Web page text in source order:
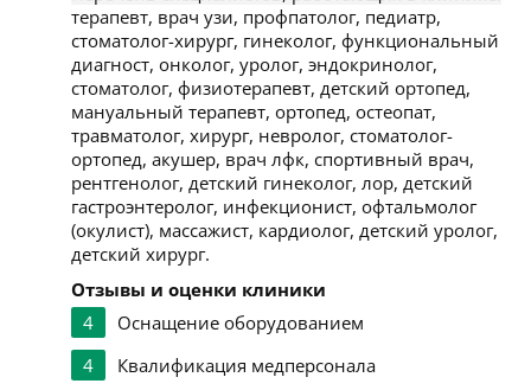
терапевт, врач узи, профпатолог, педиатр,
стоматолог-хирург, гинеколог, функциональный
диагност, онколог, уролог, эндокринолог,
стоматолог, физиотерапевт, детский ортопед,
мануальный терапевт, ортопед, остеопат,
травматолог, хирург, невролог, стоматолог-
ортопед, акушер, врач лфк, спортивный врач,
рентгенолог, детский гинеколог, лор, детский
гастроэнтеролог, инфекционист, офтальмолог
(окулист), массажист, кардиолог, детский уролог,
детский хирург.
Отзывы и оценки клиники
4
Оснащение оборудованием
4
Квалификация медперсонала